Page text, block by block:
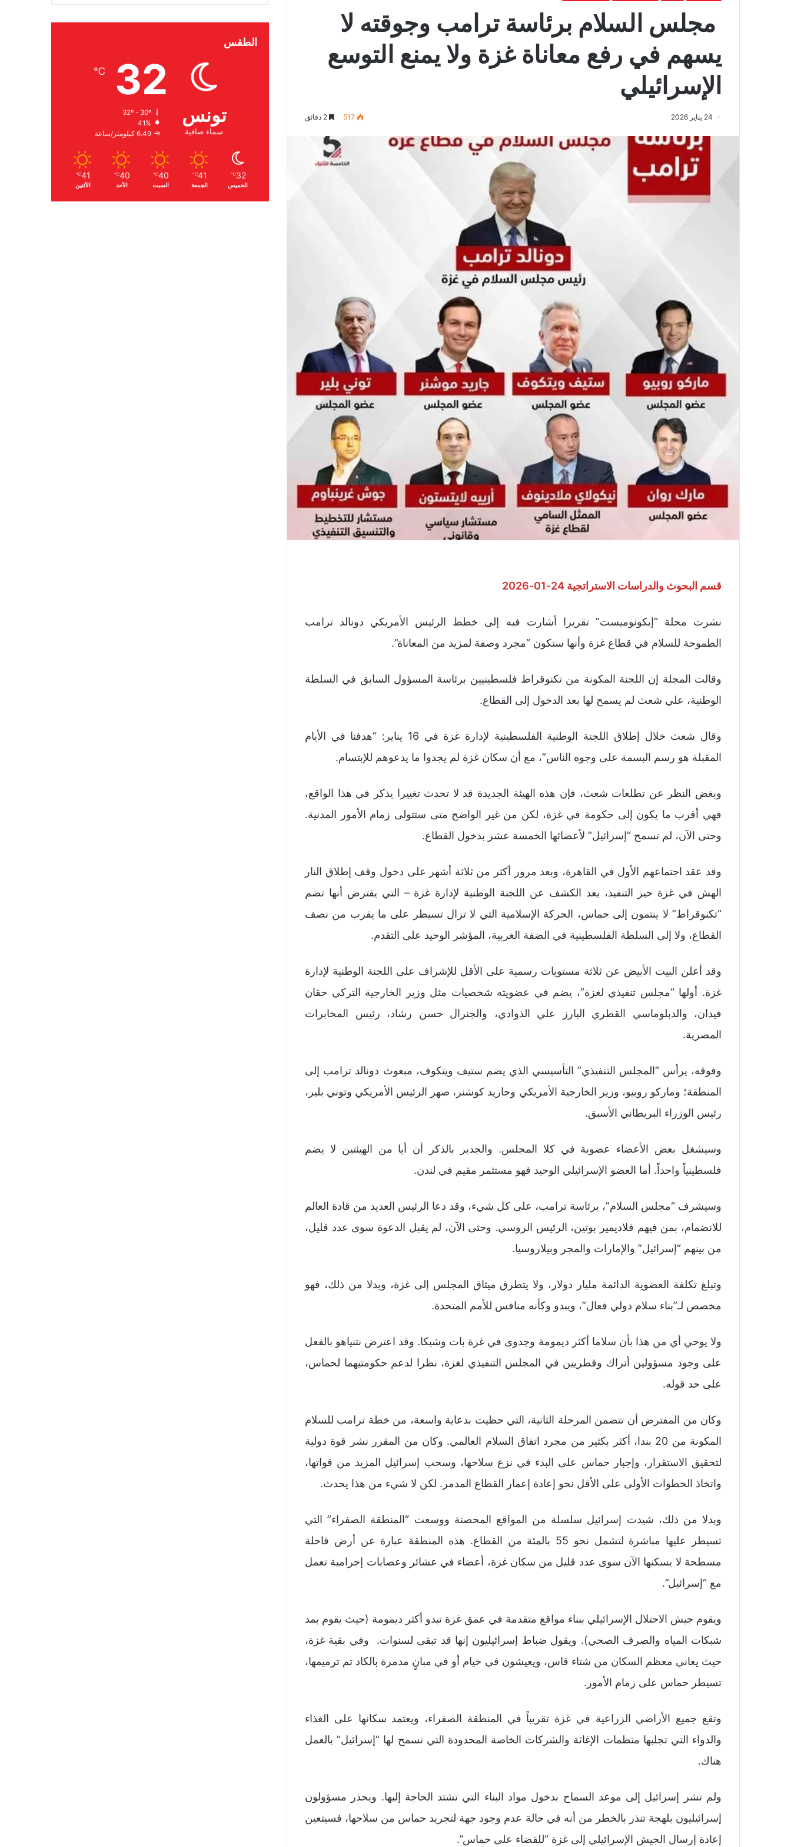
مجلس السلام برئاسة ترامب وجوقته لا
يسهم في رفع معاناة غزة ولا يمنع التوسع
الإسرائيلي
24 يناير 2026 517
قسم البحوث والدراسات الاستراتجية 24-01-2026
نشرت مجلة “إيكونوميست” تقريرا أشارت فيه إلى خطط الرئيس الأمريكي دونالد ترامب
الطموحة للسلام في قطاع غزة وأنها ستكون “مجرد وصفة لمزيد من المعاناة”.
وقالت المجلة إن اللجنة المكونة من تكنوقراط فلسطينيين برئاسة المسؤول السابق في السلطة
الوطنية، علي شعث لم يسمح لها بعد الدخول إلى القطاع.
وقال شعث خلال إطلاق اللجنة الوطنية الفلسطينية لإدارة غزة في 16 يناير: “هدفنا في الأيام
المقبلة هو رسم البسمة على وجوه الناس”، مع أن سكان غزة لم يجدوا ما يدعوهم للإبتسام.
وبغض النظر عن تطلعات شعث، فإن هذه الهيئة الجديدة قد لا تحدث تغييرا يذكر في هذا الواقع،
فهي أقرب ما يكون إلى حكومة في غزة، لكن من غير الواضح متى ستتولى زمام الأمور المدنية.
وحتى الآن، لم تسمح “إسرائيل” لأعضائها الخمسة عشر بدخول القطاع.
وقد عقد اجتماعهم الأول في القاهرة، وبعد مرور أكثر من ثلاثة أشهر على دخول وقف إطلاق النار
الهش في غزة حيز التنفيذ، يعد الكشف عن اللجنة الوطنية لإدارة غزة – التي يفترض أنها تضم
“تكنوقراط” لا ينتمون إلى حماس، الحركة الإسلامية التي لا تزال تسيطر على ما يقرب من نصف
القطاع، ولا إلى السلطة الفلسطينية في الضفة الغربية، المؤشر الوحيد على التقدم.
وقد أعلن البيت الأبيض عن ثلاثة مستويات رسمية على الأقل للإشراف على اللجنة الوطنية لإدارة
غزة. أولها “مجلس تنفيذي لغزة”، يضم في عضويته شخصيات مثل وزير الخارجية التركي حقان
فيدان، والدبلوماسي القطري البارز علي الذوادي، والجنرال حسن رشاد، رئيس المخابرات
المصرية.
وفوقه، يرأس “المجلس التنفيذي” التأسيسي الذي يضم ستيف ويتكوف، مبعوث دونالد ترامب إلى
المنطقة؛ وماركو روبيو، وزير الخارجية الأمريكي وجاريد كوشنر، صهر الرئيس الأمريكي وتوني بلير،
رئيس الوزراء البريطاني الأسبق.
وسيشغل بعض الأعضاء عضوية في كلا المجلس. والجدير بالذكر أن أيا من الهيئتين لا يضم
فلسطينياً واحداً. أما العضو الإسرائيلي الوحيد فهو مستثمر مقيم في لندن.
وسيشرف “مجلس السلام”، برئاسة ترامب، على كل شيء، وقد دعا الرئيس العديد من قادة العالم
للانضمام، بمن فيهم فلاديمير بوتين، الرئيس الروسي. وحتى الآن، لم يقبل الدعوة سوى عدد قليل،
من بينهم “إسرائيل” والإمارات والمجر وبيلاروسيا.
وتبلغ تكلفة العضوية الدائمة مليار دولار، ولا يتطرق ميثاق المجلس إلى غزة، وبدلا من ذلك، فهو
مخصص لـ”بناء سلام دولي فعال”، ويبدو وكأنه منافس للأمم المتحدة.
ولا يوحي أي من هذا بأن سلاما أكثر ديمومة وجدوى في غزة بات وشيكا. وقد اعترض نتنياهو بالفعل
على وجود مسؤولين أتراك وقطريين في المجلس التنفيذي لغزة، نظرا لدعم حكومتيهما لحماس،
على حد قوله.
وكان من المفترض أن تتضمن المرحلة الثانية، التي حظيت بدعاية واسعة، من خطة ترامب للسلام
المكونة من 20 بندا، أكثر بكثير من مجرد اتفاق السلام العالمي. وكان من المقرر نشر قوة دولية
لتحقيق الاستقرار، وإجبار حماس على البدء في نزع سلاحها، وسحب إسرائيل المزيد من قواتها،
واتخاذ الخطوات الأولى على الأقل نحو إعادة إعمار القطاع المدمر. لكن لا شيء من هذا يحدث.
وبدلا من ذلك، شيدت إسرائيل سلسلة من المواقع المحصنة ووسعت “المنطقة الصفراء” التي
تسيطر عليها مباشرة لتشمل نحو 55 بالمئة من القطاع. هذه المنطقة عبارة عن أرض قاحلة
مسطحة لا يسكنها الآن سوى عدد قليل من سكان غزة، أعضاء في عشائر وعصابات إجرامية تعمل
مع “إسرائيل”.
ويقوم جيش الاحتلال الإسرائيلي ببناء مواقع متقدمة في عمق غزة تبدو أكثر ديمومة (حيث يقوم بمد
شبكات المياه والصرف الصحي). ويقول ضباط إسرائيليون إنها قد تبقى لسنوات. وفي بقية غزة،
حيث يعاني معظم السكان من شتاء قاس، ويعيشون في خيام أو في مبانٍ مدمرة بالكاد تم ترميمها،
تسيطر حماس على زمام الأمور.
وتقع جميع الأراضي الزراعية في غزة تقريباً في المنطقة الصفراء، ويعتمد سكانها على الغذاء
والدواء التي تجلبها منظمات الإغاثة والشركات الخاصة المحدودة التي تسمح لها “إسرائيل” بالعمل
هناك.
ولم تشر إسرائيل إلى موعد السماح بدخول مواد البناء التي تشتد الحاجة إليها. ويحذر مسؤولون
إسرائيليون بلهجة تنذر بالخطر من أنه في حالة عدم وجود جهة لتجريد حماس من سلاحها، فسيتعين
إعادة إرسال الجيش الإسرائيلي إلى غزة “للقضاء على حماس”.
الطقس
تونس
سماء صافية
32
℃
32º - 30º
41%
6.49 كيلومتر/ساعة
32
℃
الخميس
41
℃
الجمعة
40
℃
السبت
40
℃
الأحد
41
℃
الأثنين